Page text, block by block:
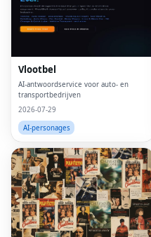
Vlootbel
AI-antwoordservice voor auto- en
transportbedrijven
2026-07-29
AI-personages